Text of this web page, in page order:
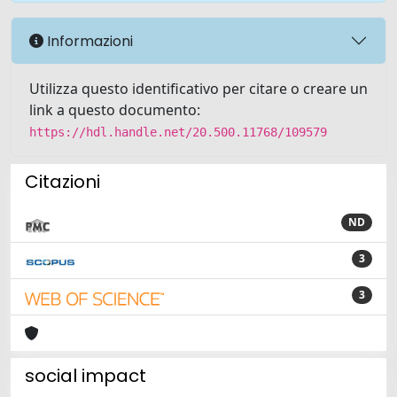
Informazioni
Utilizza questo identificativo per citare o creare un
link a questo documento:
https://hdl.handle.net/20.500.11768/109579
Citazioni
ND
3
3
social impact